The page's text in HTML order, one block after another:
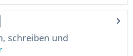
schreiben und